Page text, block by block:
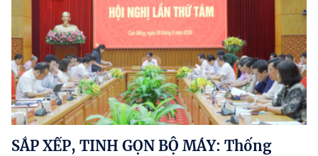
SẮP XẾP, TINH GỌN BỘ MÁY: Thống